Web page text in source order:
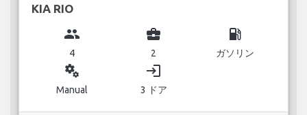
KIA RIO
group
4
business_center
2
local_gas_station
ガソリン
miscellaneous_services
Manual
login
3 ドア